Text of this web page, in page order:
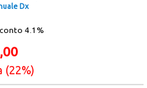
Dx
4.1%
(22%)